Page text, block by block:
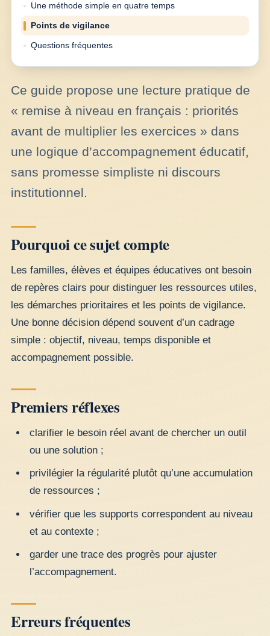
Une méthode simple en quatre temps
Points de vigilance
Questions fréquentes
Ce guide propose une lecture pratique de
« remise à niveau en français : priorités
avant de multiplier les exercices » dans
une logique d’accompagnement éducatif,
sans promesse simpliste ni discours
institutionnel.
Pourquoi ce sujet compte
Les familles, élèves et équipes éducatives ont besoin
de repères clairs pour distinguer les ressources utiles,
les démarches prioritaires et les points de vigilance.
Une bonne décision dépend souvent d’un cadrage
simple : objectif, niveau, temps disponible et
accompagnement possible.
Premiers réflexes
clarifier le besoin réel avant de chercher un outil
ou une solution ;
privilégier la régularité plutôt qu’une accumulation
de ressources ;
vérifier que les supports correspondent au niveau
et au contexte ;
garder une trace des progrès pour ajuster
l’accompagnement.
Erreurs fréquentes